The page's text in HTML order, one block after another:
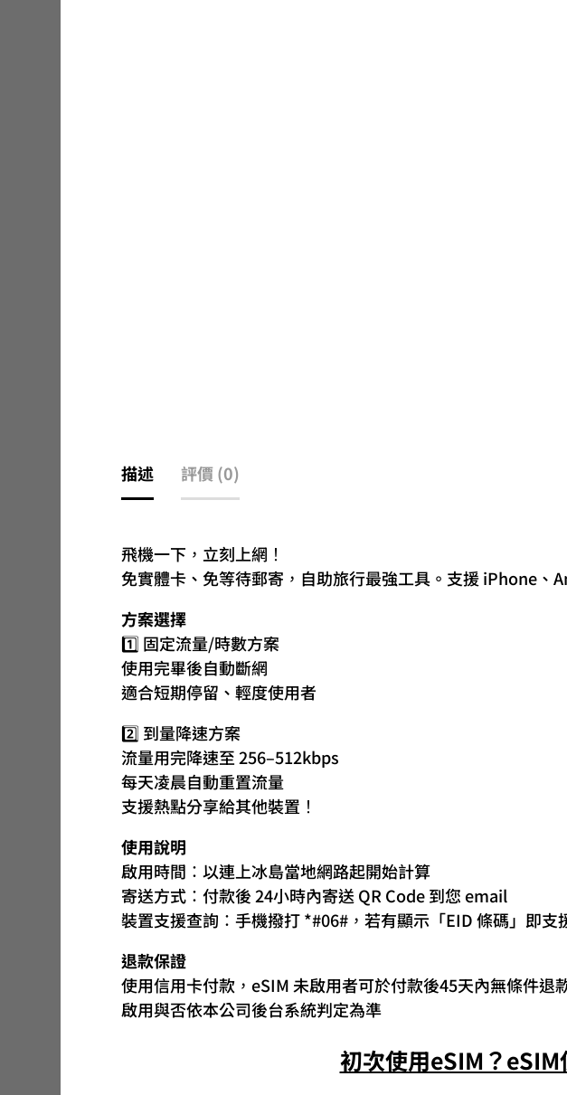
描述 評價 (0)
飛機一下，立刻上網！
免實體卡、免等待郵寄，自助旅行最強工具。支援 iPhone、
方案選擇
1️⃣ 固定流量/時數方案
使用完畢後自動斷網
適合短期停留、輕度使用者
2️⃣ 到量降速方案
流量用完降速至 256–512kbps
每天凌晨自動重置流量
支援熱點分享給其他裝置！
使用說明
啟用時間：以連上冰島當地網路起開始計算
寄送方式：付款後 24小時內寄送 QR Code 到您 email
裝置支援查詢：手機撥打 *#06#，若有顯示「EID 條碼」即支
退款保證
使用信用卡付款，eSIM 未啟用者可於付款後45天內無條件退
啟用與否依本公司後台系統判定為準
初次使用eSIM？